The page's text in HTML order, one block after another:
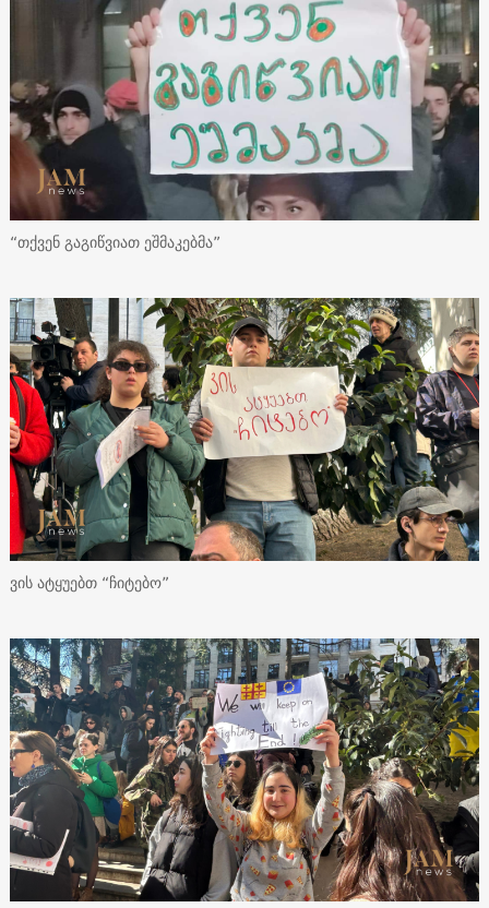
“თქვენ გაგიწვიათ ეშმაკებმა”
ვის ატყუებთ “ჩიტებო”